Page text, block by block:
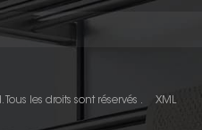
les droits sont réservés .
XML